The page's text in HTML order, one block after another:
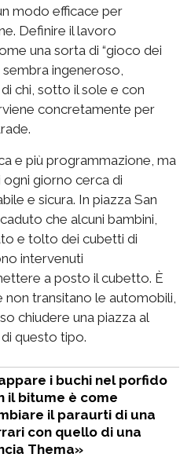
modo efficace per
Definire il lavoro
una sorta di “gioco dei
sembra ingeneroso,
chi, sotto il sole e con
concretamente per
e più programmazione, ma
giorno cerca di
e sicura. In piazza San
che alcuni bambini,
e tolto dei cubetti di
intervenuti
a posto il cubetto. È
transitano le automobili,
chiudere una piazza al
questo tipo.
i buchi nel porfido
il bitume è come
il paraurti di una
con quello di una
Thema»